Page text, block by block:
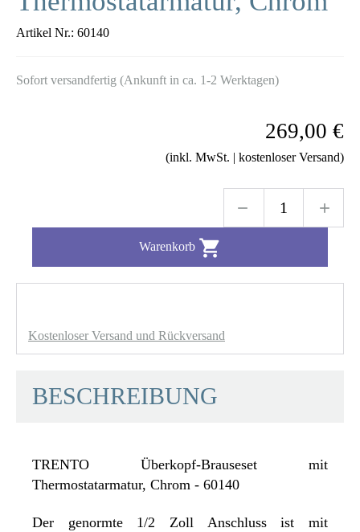
Artikel Nr.: 60140
Sofort versandfertig (Ankunft in ca. 1-2 Werktagen)
269,00 €
(inkl. MwSt. | kostenloser Versand)
Warenkorb 
Kostenloser Versand und Rückversand
BESCHREIBUNG
TRENTO Überkopf-Brauseset mit
Thermostatarmatur, Chrom - 60140
Der genormte 1/2 Zoll Anschluss ist mit